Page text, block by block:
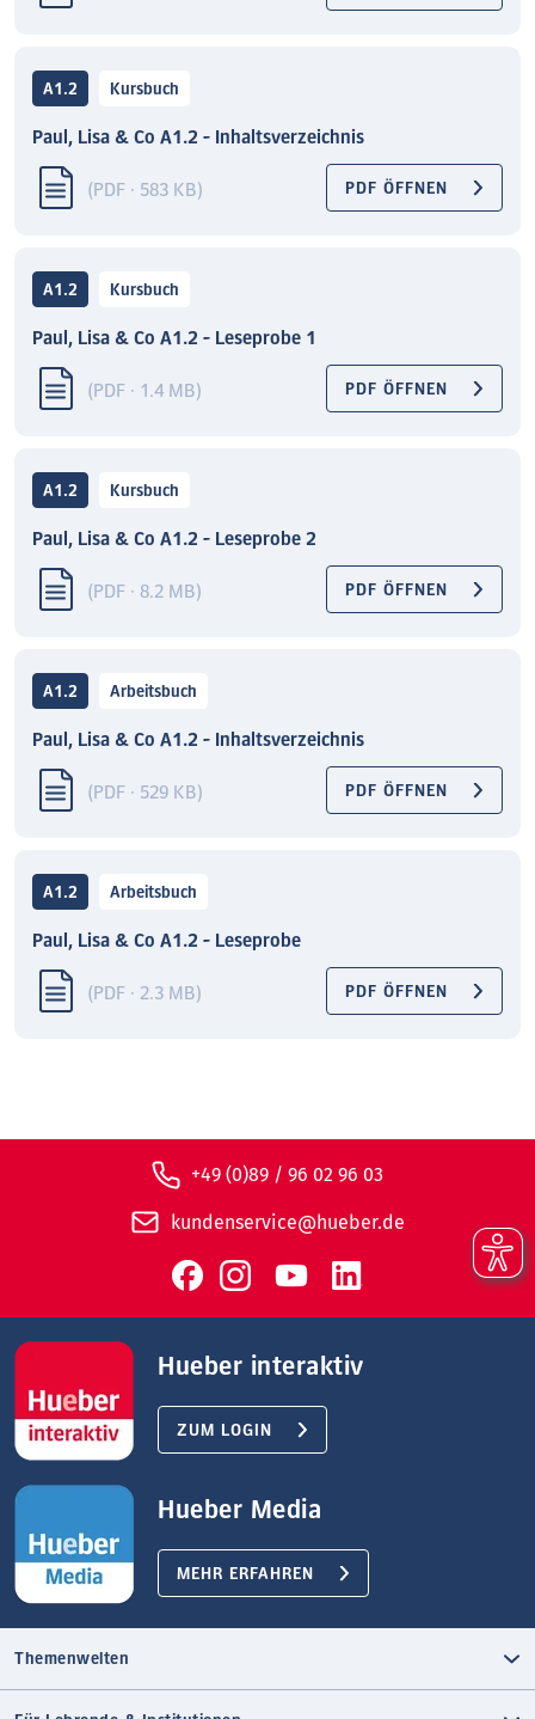
A1.2 Kursbuch
Paul, Lisa & Co A1.2 - Inhaltsverzeichnis
(PDF · 583 KB) PDF ÖFFNEN
A1.2 Kursbuch
Paul, Lisa & Co A1.2 - Leseprobe 1
(PDF · 1.4 MB) PDF ÖFFNEN
A1.2 Kursbuch
Paul, Lisa & Co A1.2 - Leseprobe 2
(PDF · 8.2 MB) PDF ÖFFNEN
A1.2 Arbeitsbuch
Paul, Lisa & Co A1.2 - Inhaltsverzeichnis
(PDF · 529 KB) PDF ÖFFNEN
A1.2 Arbeitsbuch
Paul, Lisa & Co A1.2 - Leseprobe
(PDF · 2.3 MB) PDF ÖFFNEN
+49 (0)89 / 96 02 96 03
kundenservice@hueber.de
Hueber interaktiv
ZUM LOGIN
Hueber Media
MEHR ERFAHREN
Themenwelten